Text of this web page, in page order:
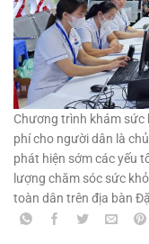
Chương trình khám sức
phí cho người dân là
phát hiện sớm các yếu
lượng chăm sóc sức
toàn dân trên địa bàn